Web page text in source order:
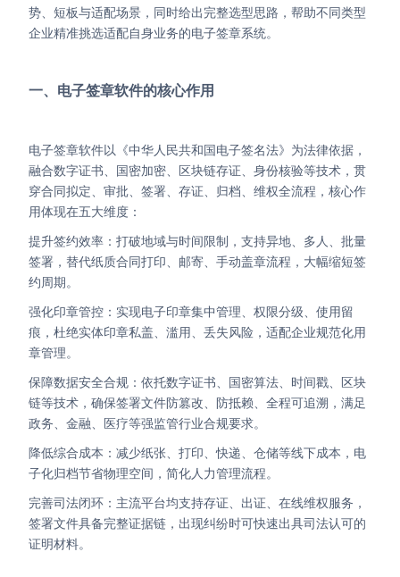
Solutions
Partnerships
About Us
势、短板与适配场景，同时给出完整选型思路，帮助不同类型
企业精准挑选适配自身业务的电子签章系统。
一、电子签章软件的核心作用
电子签章软件以《中华人民共和国电子签名法》为法律依据，
融合数字证书、国密加密、区块链存证、身份核验等技术，贯
穿合同拟定、审批、签署、存证、归档、维权全流程，核心作
用体现在五大维度：
提升签约效率：打破地域与时间限制，支持异地、多人、批量
签署，替代纸质合同打印、邮寄、手动盖章流程，大幅缩短签
约周期。
强化印章管控：实现电子印章集中管理、权限分级、使用留
痕，杜绝实体印章私盖、滥用、丢失风险，适配企业规范化用
章管理。
保障数据安全合规：依托数字证书、国密算法、时间戳、区块
链等技术，确保签署文件防篡改、防抵赖、全程可追溯，满足
政务、金融、医疗等强监管行业合规要求。
降低综合成本：减少纸张、打印、快递、仓储等线下成本，电
子化归档节省物理空间，简化人力管理流程。
完善司法闭环：主流平台均支持存证、出证、在线维权服务，
签署文件具备完整证据链，出现纠纷时可快速出具司法认可的
证明材料。